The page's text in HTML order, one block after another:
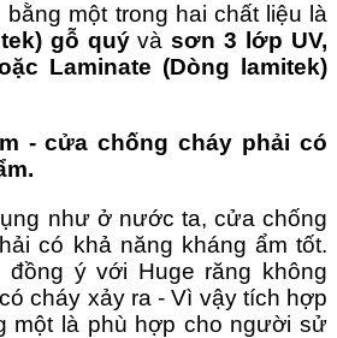
một trong hai chất liệu là
gỗ quývàsơn 3 lớp UV,
Laminate (Dòng lamitek)
- cửa chống cháy phải có
như ở nước ta, cửa chống
có khả năng kháng ẩm tốt.
đồng ý với Huge răng không
cháy xảy ra - Vì vậy tích hợp
một là phù hợp cho người sử